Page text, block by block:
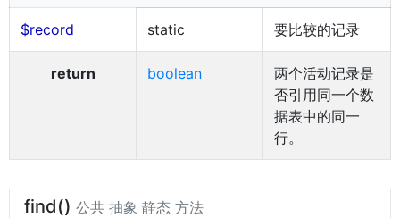
$record static 要比较的记录
return boolean
两个活动记录是
否引用同一个数
据表中的同一
行。
find() 公共 抽象 静态 方法